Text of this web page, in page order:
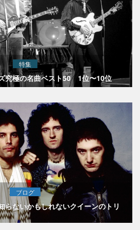
特集
究極の名曲ベスト50 1位〜10位
ブログ
らないかもしれないクイーンのトリ